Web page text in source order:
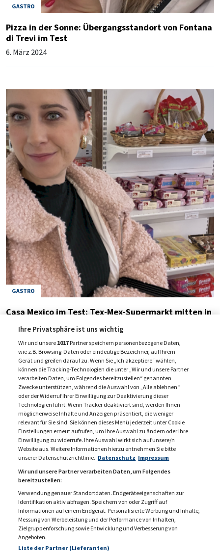
GASTRO
Pizza in der Sonne: Übergangsstandort von Fontana
di Trevi im Test
6. März 2024
GASTRO
Casa Mexico im Test: Tex-Mex-Supermarkt mitten in
28. Februar 2024
1 2 3 …
KONTAKT
MEDIADATEN 2026
DATENSCHUTZ
Ihre Privatsphäre ist uns wichtig
Wir und unsere 1017Partner speichern personenbezogene Daten,
wie z.B. Browsing-Daten oder eindeutige Bezeichner, auf Ihrem
Gerät und greifen darauf zu. Wenn Sie „Ich akzeptiere“ wählen,
können die Tracking-Technologien die unter „Wir und unsere Partner
verarbeiten Daten, um Folgendes bereitzustellen“ genannten
Zwecke unterstützen, während die Auswahl von „Alle ablehnen“
oder der Widerruf Ihrer Einwilligung zur Deaktivierung dieser
Technologien führt. Wenn Tracker deaktiviert sind, werden Ihnen
möglicherweise Inhalte und Anzeigen präsentiert, die weniger
relevant für Sie sind. Sie können dieses Menü jederzeit unter Cookie
Einstellungen erneut aufrufen, um Ihre Auswahl zu ändern oder Ihre
Einwilligung zu widerrufe. Ihre Auswahl wirkt sich auf unsere/n
Website aus. Weitere Informationen hierzu entnehmen Sie bitte
unserer Datenschutzrichtlinie. Datenschutz Impressum
Wir und unsere Partner verarbeiten Daten, um Folgendes
bereitzustellen:
Verwendung genauer Standortdaten. Endgeräteeigenschaften zur
Identifikation aktiv abfragen. Speichern von oder Zugriff auf
Informationen auf einem Endgerät. Personalisierte Werbung und Inhalte,
Messung von Werbeleistung und der Performance von Inhalten,
Zielgruppenforschung sowie Entwicklung und Verbesserung von
Angeboten.
Liste der Partner (Lieferanten)